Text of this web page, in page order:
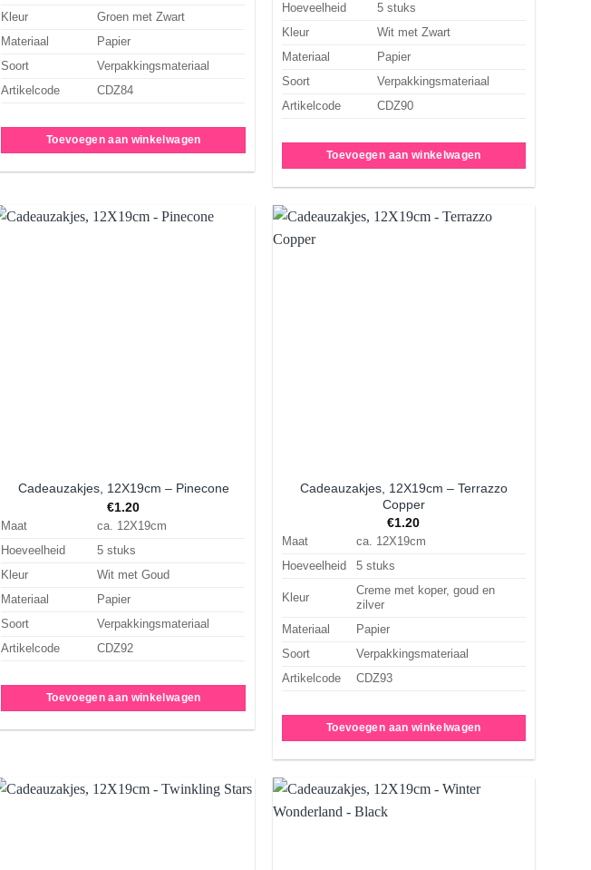
Kleur
Groen met Zwart
Materiaal
Papier
Soort
Verpakkingsmateriaal
Artikelcode
CDZ84
Toevoegen aan winkelwagen
Hoeveelheid
5 stuks
Kleur
Wit met Zwart
Materiaal
Papier
Soort
Verpakkingsmateriaal
Artikelcode
CDZ90
Toevoegen aan winkelwagen
Cadeauzakjes, 12X19cm – Pinecone
€1.20
Maat
ca. 12X19cm
Hoeveelheid
5 stuks
Kleur
Wit met Goud
Materiaal
Papier
Soort
Verpakkingsmateriaal
Artikelcode
CDZ92
Toevoegen aan winkelwagen
Cadeauzakjes, 12X19cm – Terrazzo
Copper
€1.20
Maat
ca. 12X19cm
Hoeveelheid
5 stuks
Kleur
Creme met koper, goud en
zilver
Materiaal
Papier
Soort
Verpakkingsmateriaal
Artikelcode
CDZ93
Toevoegen aan winkelwagen